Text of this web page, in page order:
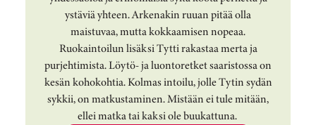
ystäviä yhteen. Arkenakin ruuan pitää olla
maistuvaa, mutta kokkaamisen nopeaa.
Ruokaintoilun lisäksi Tytti rakastaa merta ja
purjehtimista. Löytö- ja luontoretket saaristossa on
kesän kohokohtia. Kolmas intoilu, jolle Tytin sydän
sykkii, on matkustaminen. Mistään ei tule mitään,
ellei matka tai kaksi ole buukattuna.